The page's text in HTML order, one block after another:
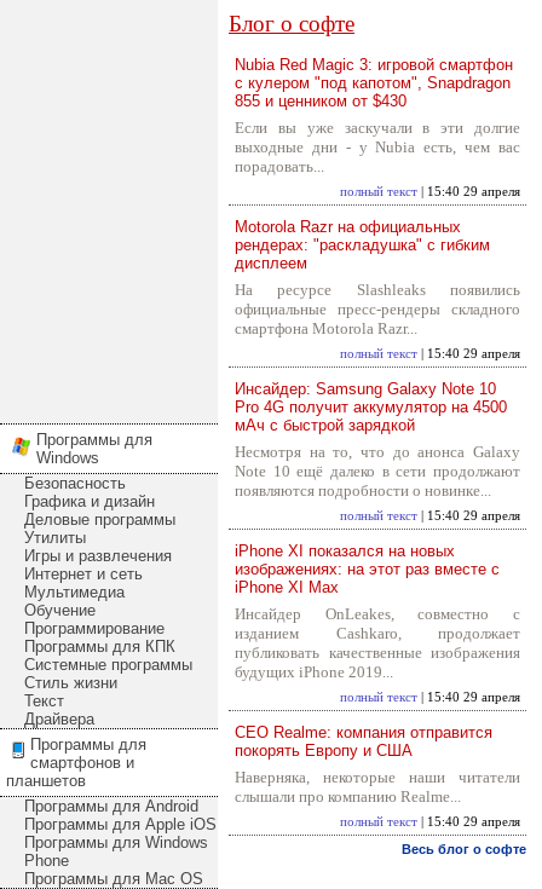
Программы для
Windows
Безопасность
Графика и дизайн
Деловые программы
Утилиты
Игры и развлечения
Интернет и сеть
Мультимедиа
Обучение
Программирование
Программы для КПК
Системные программы
Стиль жизни
Текст
Драйвера
Программы для
смартфонов и
планшетов
Программы для Android
Программы для Apple iOS
Программы для Windows
Phone
Программы для Mac OS
Блог о софте
Nubia Red Magic 3: игровой смартфон
с кулером "под капотом", Snapdragon
855 и ценником от $430
Если вы уже заскучали в эти долгие
выходные дни - у Nubia есть, чем вас
порадовать...
полный текст | 15:40 29 апреля
Motorola Razr на официальных
рендерах: "раскладушка" с гибким
дисплеем
На ресурсе Slashleaks появились
официальные пресс-рендеры складного
смартфона Motorola Razr...
полный текст | 15:40 29 апреля
Инсайдер: Samsung Galaxy Note 10
Pro 4G получит аккумулятор на 4500
мАч с быстрой зарядкой
Несмотря на то, что до анонса Galaxy
Note 10 ещё далеко в сети продолжают
появляются подробности о новинке...
полный текст | 15:40 29 апреля
iPhone XI показался на новых
изображениях: на этот раз вместе с
iPhone XI Max
Инсайдер OnLeakes, совместно с
изданием Cashkaro, продолжает
публиковать качественные изображения
будущих iPhone 2019...
полный текст | 15:40 29 апреля
CEO Realme: компания отправится
покорять Европу и США
Наверняка, некоторые наши читатели
слышали про компанию Realme...
полный текст | 15:40 29 апреля
Весь блог о софте